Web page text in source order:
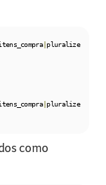
|
pluralize
|
pluralize
como